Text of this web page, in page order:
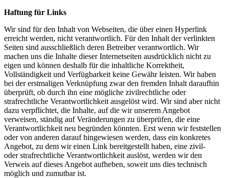
Haftung für Links
Wir sind für den Inhalt von Webseiten, die über einen Hyperlink
erreicht werden, nicht verantwortlich. Für den Inhalt der verlinkten
Seiten sind ausschließlich deren Betreiber verantwortlich. Wir
machen uns die Inhalte dieser Internetseiten ausdrücklich nicht zu
eigen und können deshalb für die inhaltliche Korrektheit,
Vollständigkeit und Verfügbarkeit keine Gewähr leisten. Wir haben
bei der erstmaligen Verknüpfung zwar den fremden Inhalt daraufhin
überprüft, ob durch ihn eine mögliche zivilrechtliche oder
strafrechtliche Verantwortlichkeit ausgelöst wird. Wir sind aber nicht
dazu verpflichtet, die Inhalte, auf die wir unserem Angebot
verweisen, ständig auf Veränderungen zu überprüfen, die eine
Verantwortlichkeit neu begründen könnten. Erst wenn wir feststellen
oder von anderen darauf hingewiesen werden, dass ein konkretes
Angebot, zu dem wir einen Link bereitgestellt haben, eine zivil-
oder strafrechtliche Verantwortlichkeit auslöst, werden wir den
Verweis auf dieses Angebot aufheben, soweit uns dies technisch
möglich und zumutbar ist.